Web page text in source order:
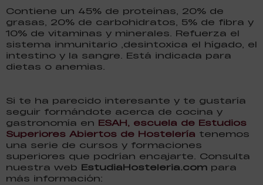
Contiene un 45% de proteínas, 20% de
grasas, 20% de carbohidratos, 5% de fibra y
10% de vitaminas y minerales. Refuerza el
sistema inmunitario ,desintoxica el hígado, el
intestino y la sangre. Está indicada para
dietas o anemias.
Si te ha parecido interesante y te gustaría
seguir formándote acerca de cocina y
gastronomía en ESAH, escuela de Estudios
Superiores Abiertos de Hostelería tenemos
una serie de cursos y formaciones
superiores que podrían encajarte. Consulta
nuestra web EstudiaHosteleria.com para
más información: